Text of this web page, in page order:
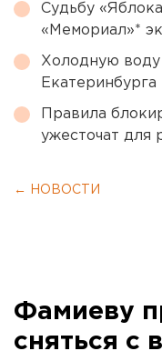
Судьбу
«Мемориал»*
Холодную
Екатеринбурга
Правила
ужесточат для
← НОВОСТИ
Фамиеву
сняться с